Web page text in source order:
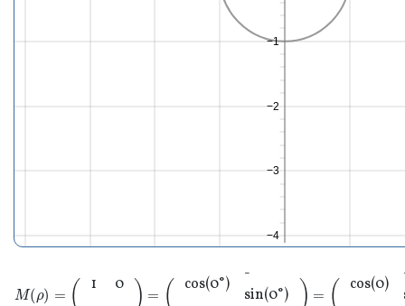
−1
−2
−3
−4
M(ρ )= 0 1 0 00 00 cos(0°)
-
sin(0°) 00 00 cos(0)